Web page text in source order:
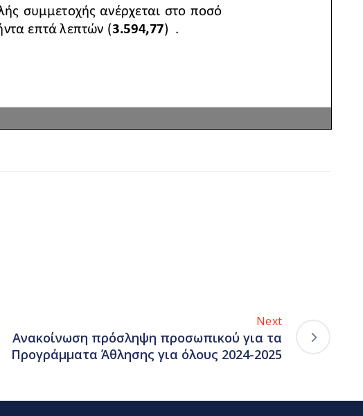
Next
Ανακοίνωση πρόσληψη προσωπικού για τα
Προγράμματα Άθλησης για όλους 2024-2025